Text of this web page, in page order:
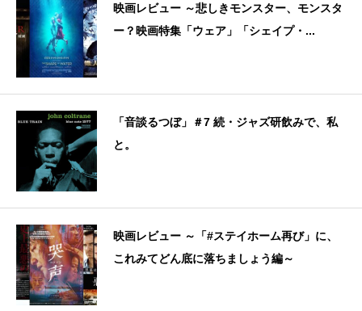
映画レビュー ～悲しきモンスター、モンスタ
ー？映画特集「ウェア」「シェイプ・...
「音談るつぼ」＃7 続・ジャズ研飲みで、私
と。
映画レビュー ～「#ステイホーム再び」に、
これみてどん底に落ちましょう編～